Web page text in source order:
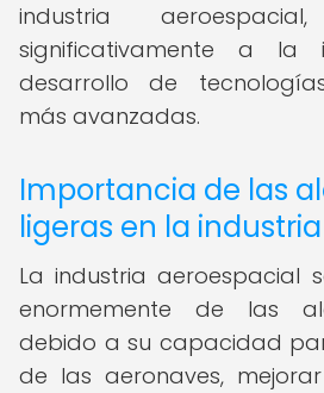
industria
significativamente a la
desarrollo de
más avanzadas.
Importancia de las
ligeras en la
La industria aeroespacial
enormemente de las
debido a su capacidad
de las aeronaves,